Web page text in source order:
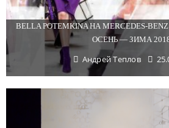
BELLA POTEMKINA НА MERCEDES-BENZ
ОСЕНЬ — ЗИМА
Андрей Теплов